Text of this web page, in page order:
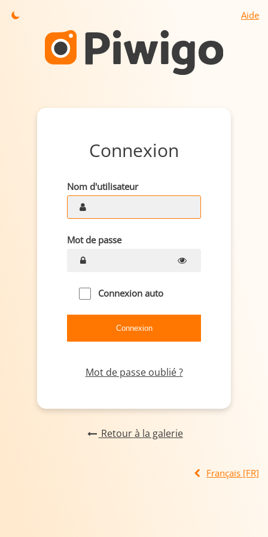
Aide
Connexion
Nom d'utilisateur
Mot de passe
Connexion auto
Mot de passe oublié ?
Retour à la galerie
Français [FR]